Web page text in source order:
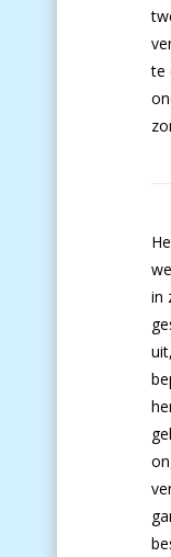
te
in